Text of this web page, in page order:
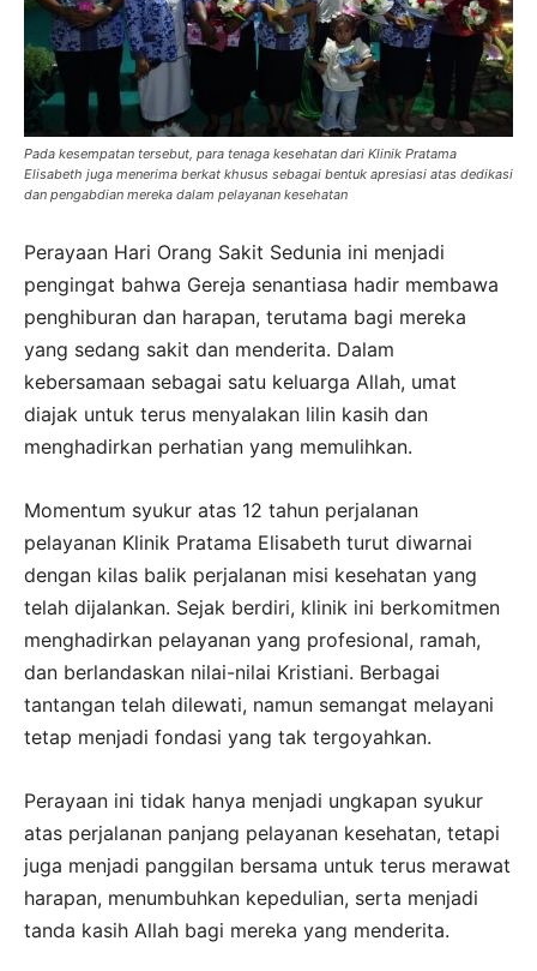
Pada kesempatan tersebut, para tenaga kesehatan dari Klinik Pratama
Elisabeth juga menerima berkat khusus sebagai bentuk apresiasi atas dedikasi
dan pengabdian mereka dalam pelayanan kesehatan
Perayaan Hari Orang Sakit Sedunia ini menjadi
pengingat bahwa Gereja senantiasa hadir membawa
penghiburan dan harapan, terutama bagi mereka
yang sedang sakit dan menderita. Dalam
kebersamaan sebagai satu keluarga Allah, umat
diajak untuk terus menyalakan lilin kasih dan
menghadirkan perhatian yang memulihkan.
Momentum syukur atas 12 tahun perjalanan
pelayanan Klinik Pratama Elisabeth turut diwarnai
dengan kilas balik perjalanan misi kesehatan yang
telah dijalankan. Sejak berdiri, klinik ini berkomitmen
menghadirkan pelayanan yang profesional, ramah,
dan berlandaskan nilai-nilai Kristiani. Berbagai
tantangan telah dilewati, namun semangat melayani
tetap menjadi fondasi yang tak tergoyahkan.
Perayaan ini tidak hanya menjadi ungkapan syukur
atas perjalanan panjang pelayanan kesehatan, tetapi
juga menjadi panggilan bersama untuk terus merawat
harapan, menumbuhkan kepedulian, serta menjadi
tanda kasih Allah bagi mereka yang menderita.